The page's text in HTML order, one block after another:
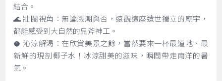
結合。
🌊 壯闊視角：無論漲潮與否，遠觀這座遺世獨立的廟宇，
都能感受到大自然的鬼斧神工。
🥥 沁涼解渴：在欣賞美景之餘，當然要來一杯最道地、最
新鮮的現剖椰子水！冰涼甜美的滋味，瞬間帶走南洋的暑
氣。